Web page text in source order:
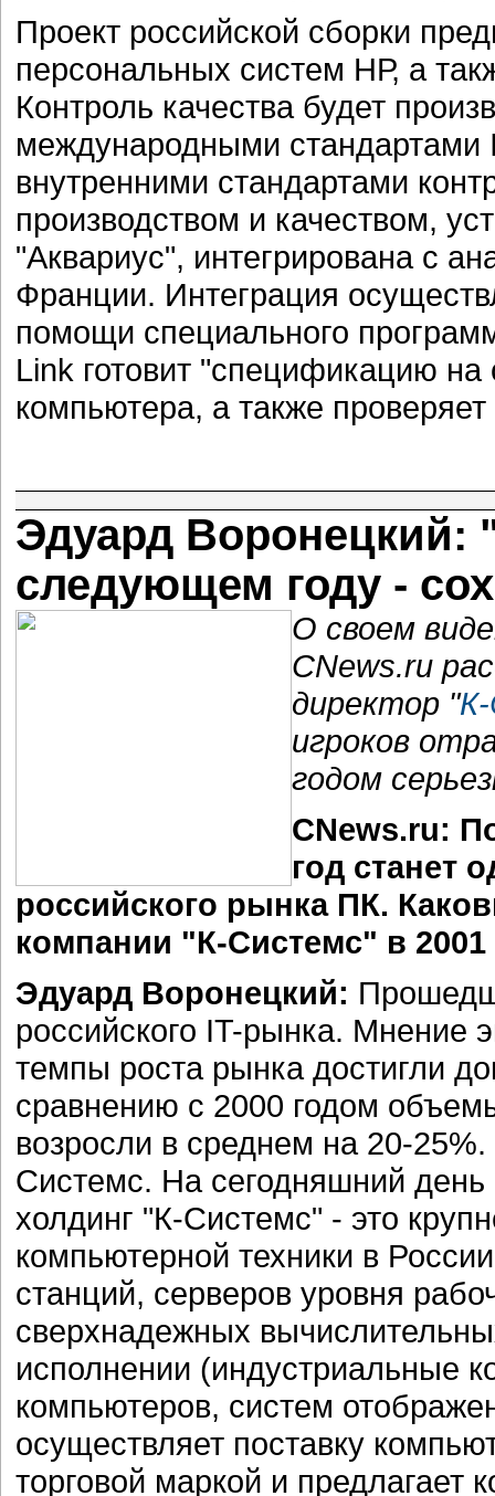
Проект российской сборки
персональных систем НР, а
Контроль качества будет
международными стандартами
внутренними стандартами
производством и качеством,
"Аквариус", интегрирована с
Франции. Интеграция
помощи специального
Link готовит "спецификацию
компьютера, а также
Эдуард Воронецкий:
следующем году -
О своем
CNews.ru
директор "
игроков
годом
CNews.ru:
год станет
российского рынка ПК.
компании "К-Системс" в 2001
Эдуард Воронецкий:
российского IT-рынка. Мнение
темпы роста рынка достигли
сравнению с 2000 годом
возросли в среднем на 20-
Системс. На сегодняшний
холдинг "К-Системс" - это
компьютерной техники в
станций, серверов уровня
сверхнадежных
исполнении (индустриальные
компьютеров, систем
осуществляет поставку
торговой маркой и предлагает